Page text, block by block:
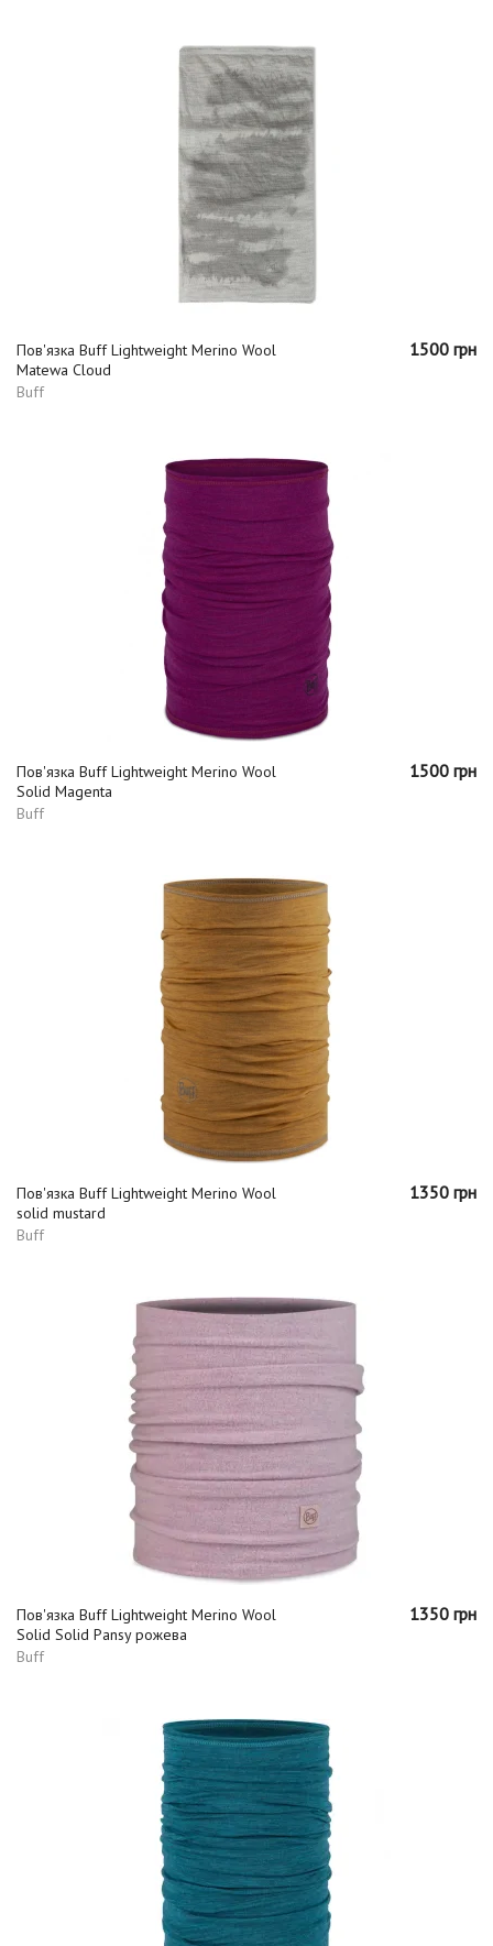
Пов'язка Buff Lightweight Merino Wool
Matewa Cloud
Buff
1500 грн
Пов'язка Buff Lightweight Merino Wool
Solid Magenta
Buff
1500 грн
Пов'язка Buff Lightweight Merino Wool
solid mustard
Buff
1350 грн
Пов'язка Buff Lightweight Merino Wool
Solid Solid Pansy рожева
Buff
1350 грн